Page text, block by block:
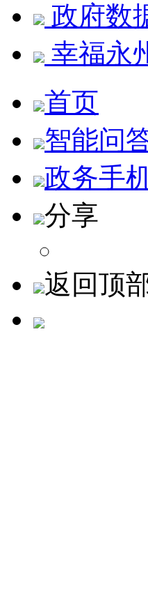
政府数
幸福永
首页
智能问
政务手
分享
返回顶